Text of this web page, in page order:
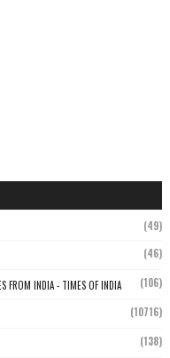
(49)
(46)
FROM INDIA - TIMES OF INDIA (106)
(10716)
(138)